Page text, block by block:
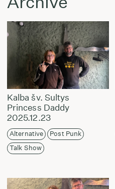
Kalba šv. Sultys
Princess Daddy
2025.12.23
Alternative
Post Punk
Talk Show